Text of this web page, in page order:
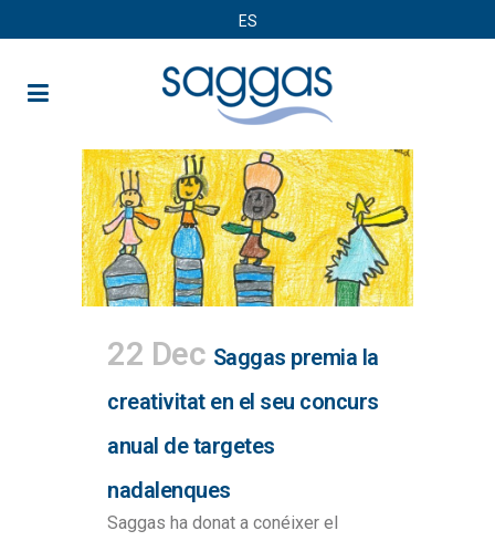
ES
22 Dec Saggas premia la
creativitat en el seu concurs
anual de targetes
nadalenques
Saggas ha donat a conéixer el